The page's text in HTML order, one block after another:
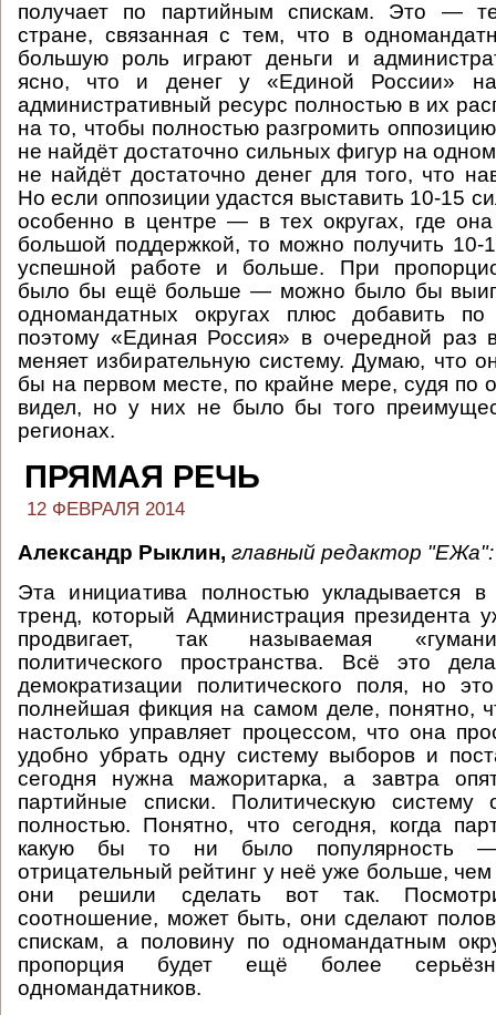
получает по партийным спискам. Это —
стране, связанная с тем, что в
большую роль играют деньги и
ясно, что и денег у «Единой России»
административный ресурс полностью в их
на то, чтобы полностью разгромить
не найдёт достаточно сильных фигур на
не найдёт достаточно денег для того, что
Но если оппозиции удастся выставить 10-15
особенно в центре — в тех округах, где она
большой поддержкой, то можно получить 10-
успешной работе и больше. При
было бы ещё больше — можно было бы
одномандатных округах плюс добавить
поэтому «Единая Россия» в очередной раз
меняет избирательную систему. Думаю, что
бы на первом месте, по крайне мере, судя по
видел, но у них не было бы того
регионах.
ПРЯМАЯ РЕЧЬ
12 ФЕВРАЛЯ 2014
Александр Рыклин, главный редактор "ЕЖа":
Эта инициатива полностью укладывается в
тренд, который Администрация президента
продвигает, так называемая
политического пространства. Всё это
демократизации политического поля, но
полнейшая фикция на самом деле, понятно,
настолько управляет процессом, что она
удобно убрать одну систему выборов и
сегодня нужна мажоритарка, а завтра
партийные списки. Политическую систему
полностью. Понятно, что сегодня, когда
какую бы то ни было популярность
отрицательный рейтинг у неё уже больше,
они решили сделать вот так.
соотношение, может быть, они сделают
спискам, а половину по одномандатным
пропорция будет ещё более
одномандатников.